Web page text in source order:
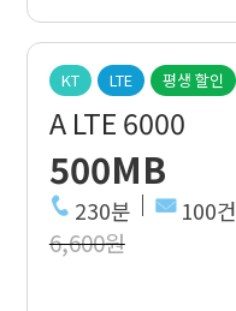
KT LTE 평생 할인
A LTE 6000
500MB
230분 100건
6,600원